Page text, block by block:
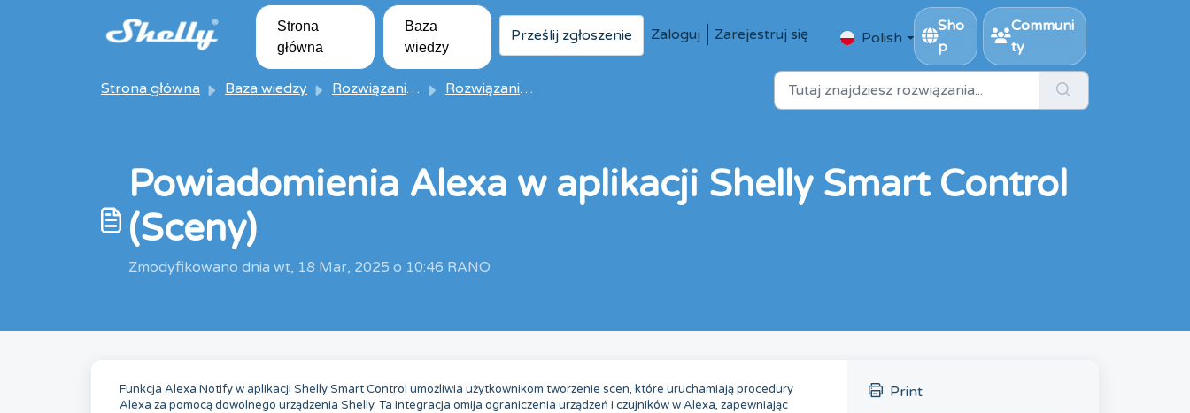
Przejdź do głównej treści
Strona
główna
Baza
wiedzy
Prześlij zgłoszenie Zaloguj Zarejestruj się Polish
Sho
p
Communi
ty
Strona główna Baza wiedzy Rozwiązania i artykuły Rozwiązania i artykuły
Powiadomienia Alexa w aplikacji Shelly Smart Control
(Sceny)
Zmodyfikowano dnia wt, 18 Mar, 2025 o 10:46 RANO
Funkcja Alexa Notify w aplikacji Shelly Smart Control umożliwia użytkownikom tworzenie scen, które uruchamiają procedury
Alexa za pomocą dowolnego urządzenia Shelly. Ta integracja omija ograniczenia urządzeń i czujników w Alexa, zapewniając
Print